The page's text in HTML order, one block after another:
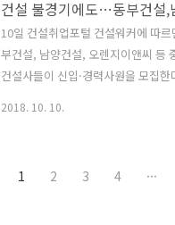
면 된다. 3년 연속 국내 건설사업관리
(CM) 능력평가 1위 업체인 삼우씨엠
사사무소가 경력사원을 모집한다. 모
야는 건축, 설비, 전기, 소방, 제어,
10일 건설취업포털 건설워커에 따르
부건설, 남양건설, 오렌지이앤씨 등
건설사들이 신입·경력사원을 모집
건설워커에 따르면 동부건설, 남양
2018. 10. 10.
1 2 3 4 ···